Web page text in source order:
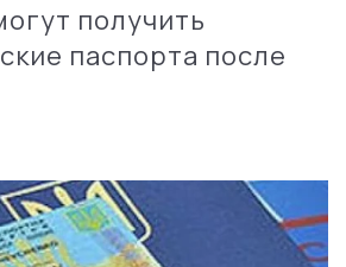
получить
паспорта после